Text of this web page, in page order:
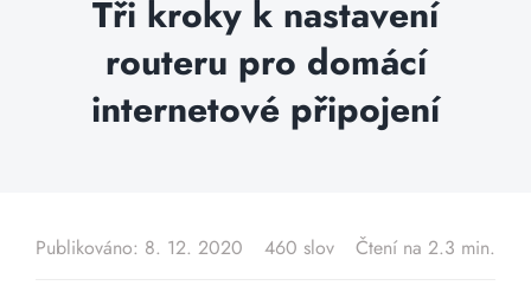
Balíčky internetu
Více o internetu
Televize
Dostupnost
Tři kroky k nastavení
routeru pro domácí
internetové připojení
Publikováno: 8. 12. 2020 460 slov Čtení na 2.3 min.